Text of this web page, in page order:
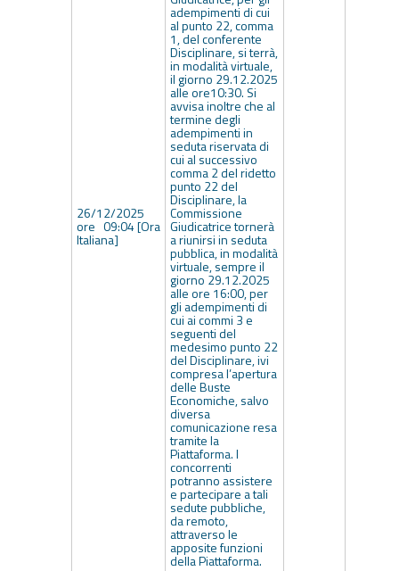
26/12/2025
ore 09:04 [Ora
Italiana]
adempimenti di cui
al punto 22, comma
1, del conferente
Disciplinare, si terrà,
in modalità virtuale,
il giorno 29.12.2025
alle ore10:30. Si
avvisa inoltre che al
termine degli
adempimenti in
seduta riservata di
cui al successivo
comma 2 del ridetto
punto 22 del
Disciplinare, la
Commissione
Giudicatrice tornerà
a riunirsi in seduta
pubblica, in modalità
virtuale, sempre il
giorno 29.12.2025
alle ore 16:00, per
gli adempimenti di
cui ai commi 3 e
seguenti del
medesimo punto 22
del Disciplinare, ivi
compresa l’apertura
delle Buste
Economiche, salvo
diversa
comunicazione resa
tramite la
Piattaforma. I
concorrenti
potranno assistere
e partecipare a tali
sedute pubbliche,
da remoto,
attraverso le
apposite funzioni
della Piattaforma.